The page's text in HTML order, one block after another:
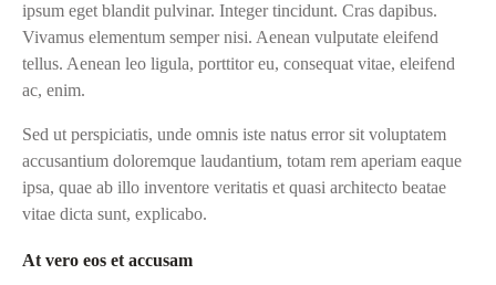
ipsum eget blandit pulvinar. Integer tincidunt. Cras dapibus.
Vivamus elementum semper nisi. Aenean vulputate eleifend
tellus. Aenean leo ligula, porttitor eu, consequat vitae, eleifend
ac, enim.
Sed ut perspiciatis, unde omnis iste natus error sit voluptatem
accusantium doloremque laudantium, totam rem aperiam eaque
ipsa, quae ab illo inventore veritatis et quasi architecto beatae
vitae dicta sunt, explicabo.
At vero eos et accusam